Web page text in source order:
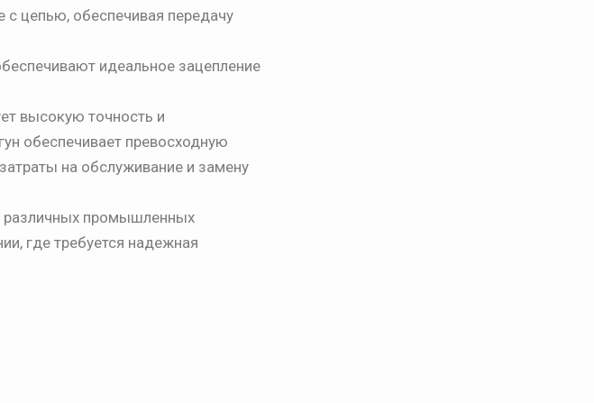
с цепью, обеспечивая передачу
идеальное зацепление
высокую точность и
обеспечивает превосходную
на обслуживание и замену
различных промышленных
где требуется надежная